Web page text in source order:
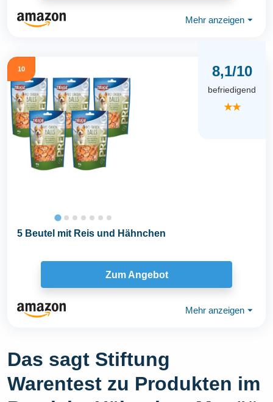
Mehr anzeigen ⏷
10 8,1/10
befriedigend
★★
5 Beutel mit Reis und Hähnchen
Zum Angebot
Mehr anzeigen ⏷
Das sagt Stiftung
Warentest zu Produkten im